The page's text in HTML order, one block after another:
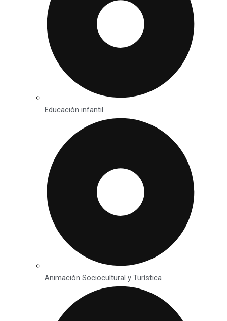
Educación infantil
Animación Sociocultural y Turística